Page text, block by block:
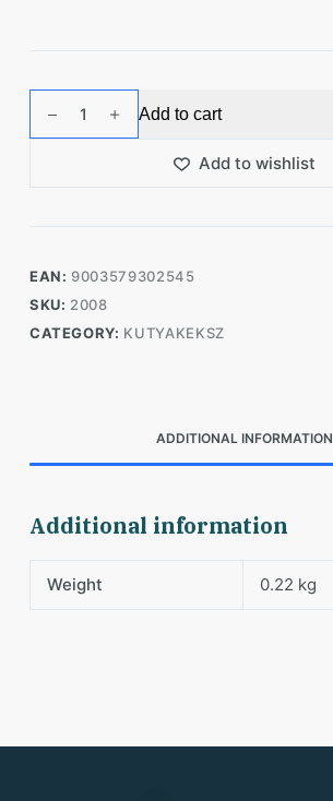
Add to cart
Add to wishlist
EAN: 9003579302545
SKU: 2008
CATEGORY: KUTYAKEKSZ
ADDITIONAL INFORMATION
Additional information
Weight 0.22 kg